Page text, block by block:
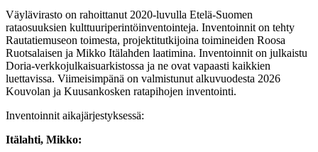
Väylävirasto on rahoittanut 2020-luvulla Etelä-Suomen
rataosuuksien kulttuuriperintöinventointeja. Inventoinnit on tehty
Rautatiemuseon toimesta, projektitutkijoina toimineiden Roosa
Ruotsalaisen ja Mikko Itälahden laatimina. Inventoinnit on julkaistu
Doria-verkkojulkaisuarkistossa ja ne ovat vapaasti kaikkien
luettavissa. Viimeisimpänä on valmistunut alkuvuodesta 2026
Kouvolan ja Kuusankosken ratapihojen inventointi.
Inventoinnit aikajärjestyksessä:
Itälahti, Mikko: